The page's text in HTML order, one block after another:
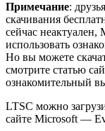
Примечание:
скачивания
сейчас
использовать
Но вы можете
смотрите статью
ознакомительный
LTSC можно
сайте Microsoft —